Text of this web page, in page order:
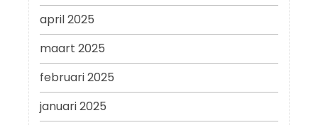
april 2025
maart 2025
februari 2025
januari 2025